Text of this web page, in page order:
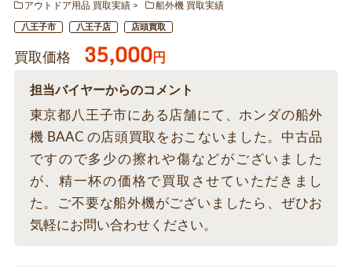
アウトドア用品 買取実績
船外機 買取実績
八王子市 八王子店 店頭買取
買取価格 35,000円
担当バイヤーからのコメント
東京都八王子市にある店舗にて、ホンダの船外
機 BAAC の店頭買取をおこないました。中古品
ですので多少の擦れや傷などがございました
が、精一杯の価格で買取させていただきまし
た。ご不要な船外機がございましたら、ぜひお
気軽にお問い合わせください。